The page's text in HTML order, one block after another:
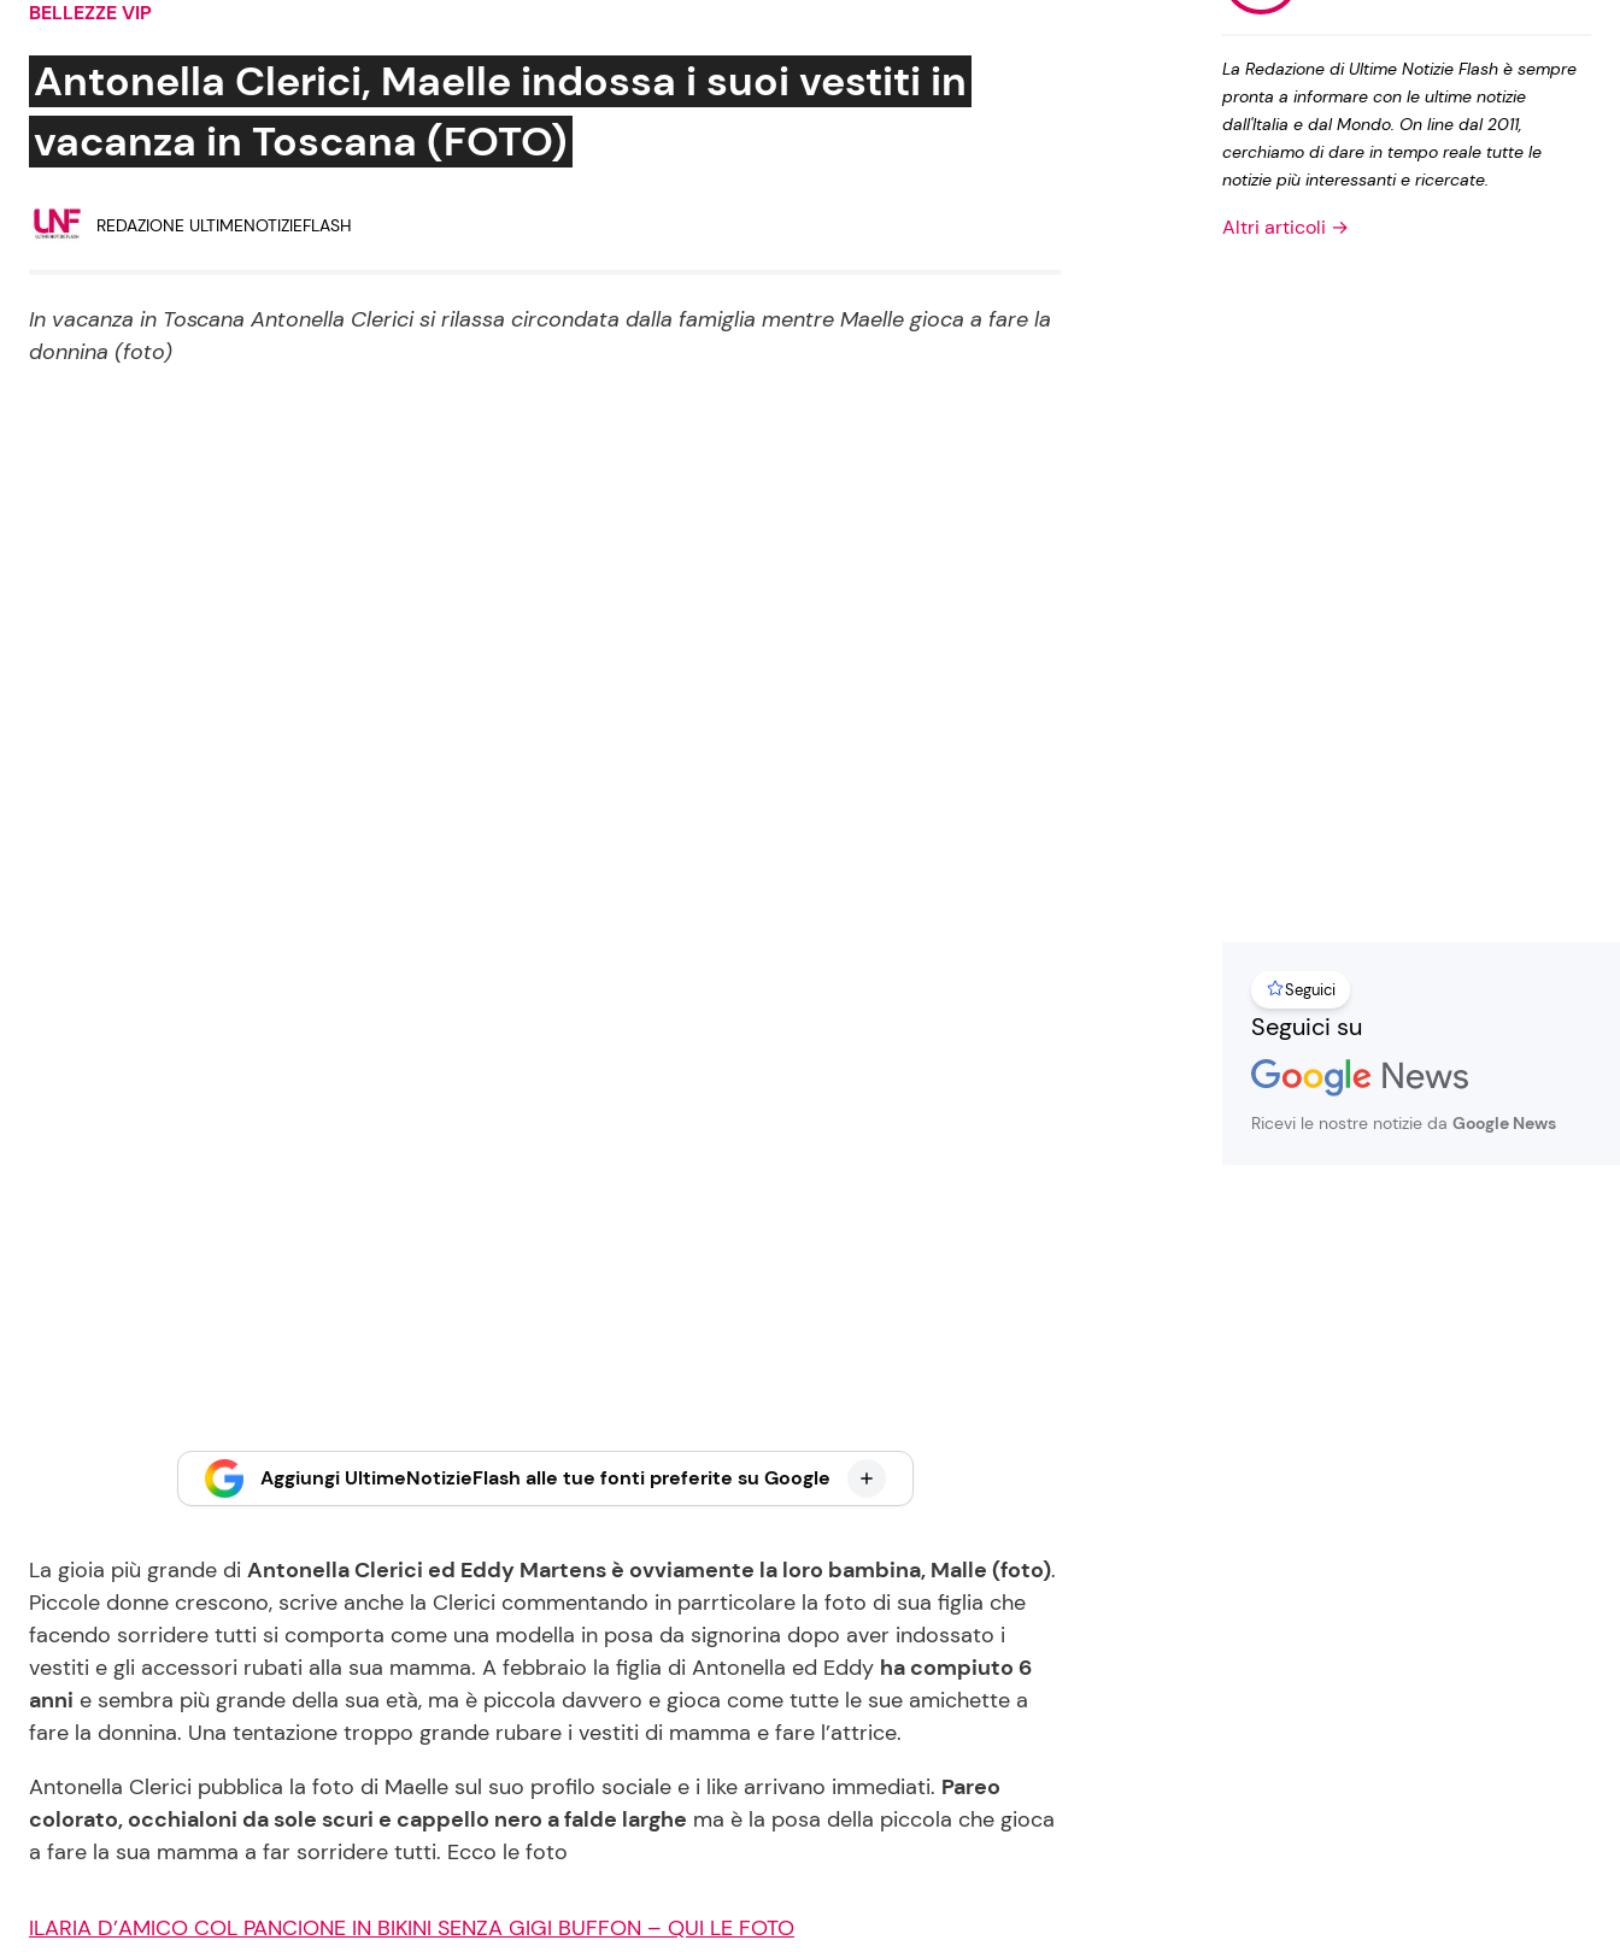
Social News
News dal mondo
Benessere
Mondo Mamma Le Ricette in TV
Privacy Policy
BELLEZZE VIP
Antonella Clerici, Maelle indossa i suoi vestiti in
vacanza in Toscana (FOTO)
REDAZIONE ULTIMENOTIZIEFLASH
In vacanza in Toscana Antonella Clerici si rilassa circondata dalla famiglia mentre Maelle gioca a fare la
donnina (foto)
Aggiungi UltimeNotizieFlash alle tue fonti preferite su Google
La gioia più grande di Antonella Clerici ed Eddy Martens è ovviamente la loro bambina, Malle (foto).
Piccole donne crescono, scrive anche la Clerici commentando in parrticolare la foto di sua figlia che
facendo sorridere tutti si comporta come una modella in posa da signorina dopo aver indossato i
vestiti e gli accessori rubati alla sua mamma. A febbraio la figlia di Antonella ed Eddy ha compiuto 6
anni e sembra più grande della sua età, ma è piccola davvero e gioca come tutte le sue amichette a
fare la donnina. Una tentazione troppo grande rubare i vestiti di mamma e fare l’attrice.
Antonella Clerici pubblica la foto di Maelle sul suo profilo sociale e i like arrivano immediati. Pareo
colorato, occhialoni da sole scuri e cappello nero a falde larghe ma è la posa della piccola che gioca
a fare la sua mamma a far sorridere tutti. Ecco le foto
ILARIA D’AMICO COL PANCIONE IN BIKINI SENZA GIGI BUFFON – QUI LE FOTO
La Redazione di Ultime Notizie Flash è sempre
pronta a informare con le ultime notizie
dall'Italia e dal Mondo. On line dal 2011,
cerchiamo di dare in tempo reale tutte le
notizie più interessanti e ricercate.
Altri articoli →
Seguici
Seguici su
Ricevi le nostre notizie da Google News